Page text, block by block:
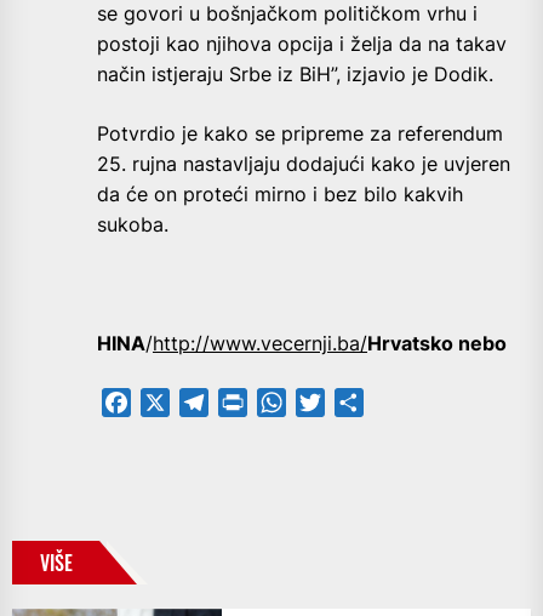
se govori u bošnjačkom političkom vrhu i
postoji kao njihova opcija i želja da na takav
način istjeraju Srbe iz BiH”, izjavio je Dodik.
Potvrdio je kako se pripreme za referendum
25. rujna nastavljaju dodajući kako je uvjeren
da će on proteći mirno i bez bilo kakvih
sukoba.
HINA/http://www.vecernji.ba/Hrvatsko nebo
Facebook TelegramPrintFriendly
WhatsApp
Twitter
VIŠE